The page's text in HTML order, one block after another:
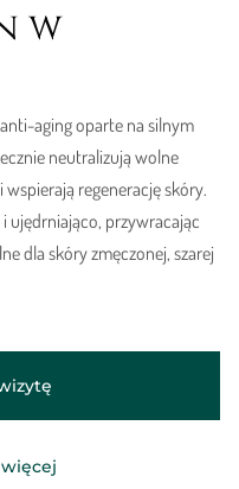
w
aging oparte na silnym
neutralizują wolne
regenerację skóry.
ujędrniająco, przywracając
dla skóry zmęczonej, szarej